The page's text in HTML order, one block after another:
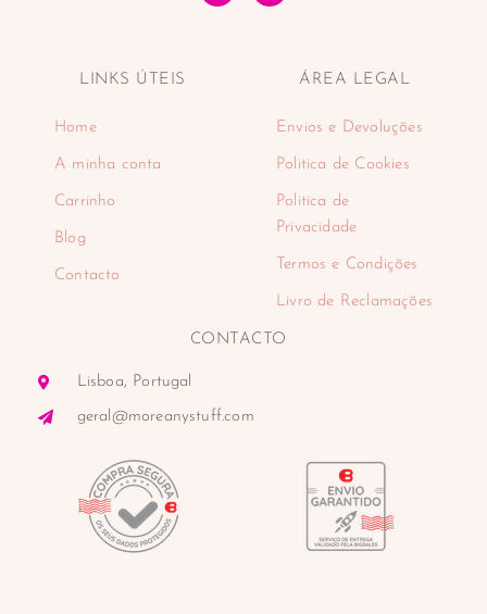
LINKS ÚTEIS
Home
A minha conta
Carrinho
Blog
Contacto
ÁREA LEGAL
Envios e Devoluções
Politica de Cookies
Politica de
Privacidade
Termos e Condições
Livro de Reclamações
CONTACTO
Lisboa, Portugal
geral@moreanystuff.com